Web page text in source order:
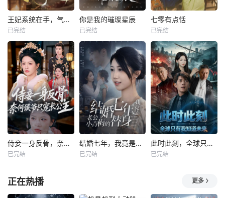
王妃系统在手，气的王爷发抖
已完结
你是我的璀璨星辰
已完结
七零有点恬
已完结
侍妾一身反骨，奈何侯爷只宠长公主
已完结
结婚七年，我竟是老公小青梅的替身
已完结
此时此刻，全球只有我知道未来
已完结
正在热播 更多